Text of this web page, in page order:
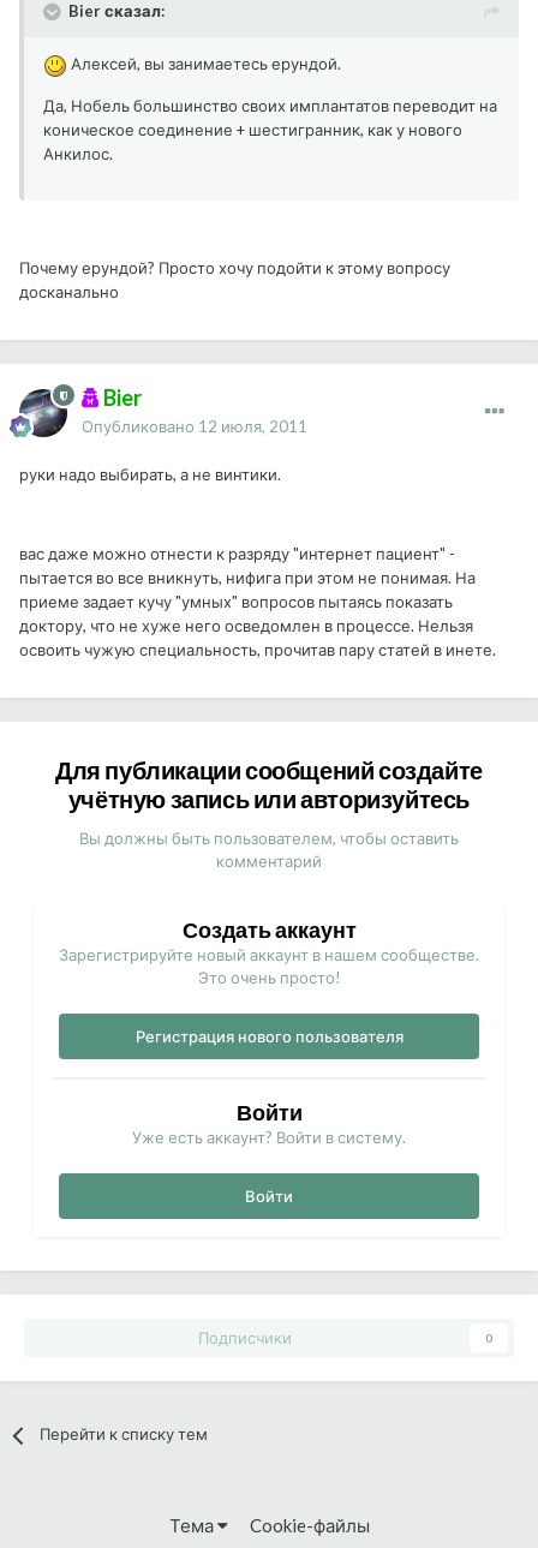
Bier сказал:
Алексей, вы занимаетесь ерундой.
Да, Нобель большинство своих имплантатов переводит на
коническое соединение + шестигранник, как у нового
Анкилос.
Почему ерундой? Просто хочу подойти к этому вопросу
досканально
Bier
Опубликовано 12 июля, 2011
руки надо выбирать, а не винтики.
вас даже можно отнести к разряду "интернет пациент" -
пытается во все вникнуть, нифига при этом не понимая. На
приеме задает кучу "умных" вопросов пытаясь показать
доктору, что не хуже него осведомлен в процессе. Нельзя
освоить чужую специальность, прочитав пару статей в инете.
Для публикации сообщений создайте
учётную запись или авторизуйтесь
Вы должны быть пользователем, чтобы оставить
комментарий
Создать аккаунт
Зарегистрируйте новый аккаунт в нашем сообществе.
Это очень просто!
Регистрация нового пользователя
Войти
Уже есть аккаунт? Войти в систему.
Войти
Подписчики 0
Перейти к списку тем
Тема Cookie-файлы